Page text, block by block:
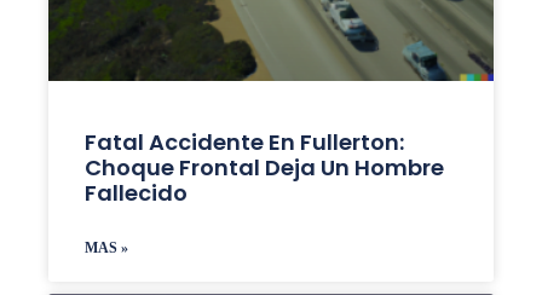
Fatal Accidente En Fullerton:
Choque Frontal Deja Un Hombre
Fallecido
MAS »